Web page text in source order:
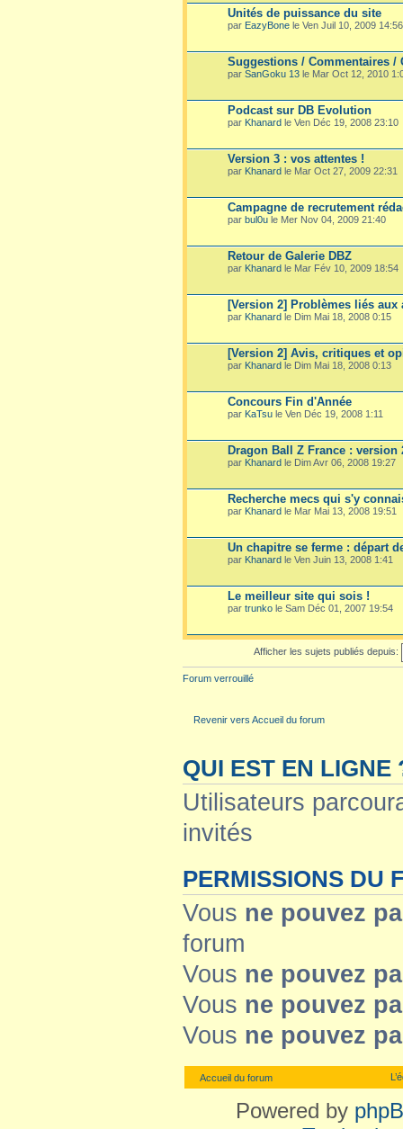
Unités de puissance du site
par EazyBone le Ven Juil 10, 2009 14:56
Suggestions / Commentaires /
par SanGoku 13 le Mar Oct 12, 2010
Podcast sur DB Evolution
par Khanard le Ven Déc 19, 2008 23:10
Version 3 : vos attentes !
par Khanard le Mar Oct 27, 2009 22:31
Campagne de recrutement
par bul0u le Mer Nov 04, 2009 21:40
Retour de Galerie DBZ
par Khanard le Mar Fév 10, 2009 18:54
[Version 2] Problèmes liés aux
par Khanard le Dim Mai 18, 2008 0:15
[Version 2] Avis, critiques et
par Khanard le Dim Mai 18, 2008 0:13
Concours Fin d'Année
par KaTsu le Ven Déc 19, 2008 1:11
Dragon Ball Z France : version
par Khanard le Dim Avr 06, 2008 19:27
Recherche mecs qui s'y
par Khanard le Mar Mai 13, 2008 19:51
Un chapitre se ferme : départ
par Khanard le Ven Juin 13, 2008 1:41
Le meilleur site qui sois !
par trunko le Sam Déc 01, 2007 19:54
Afficher les sujets publiés depuis:
Forum verrouillé
Revenir vers Accueil du forum
QUI EST EN LIGNE
Utilisateurs
invités
PERMISSIONS DU
Vous ne pouvez
forum
Vous ne pouvez
Vous ne pouvez
Vous ne pouvez
Accueil du forum
Powered by